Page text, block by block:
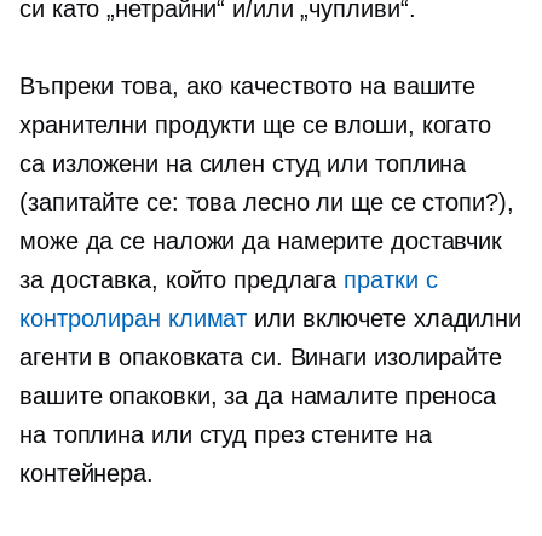
си като „нетрайни“ и/или „чупливи“.
Въпреки това, ако качеството на вашите
хранителни продукти ще се влоши, когато
са изложени на силен студ или топлина
(запитайте се: това лесно ли ще се стопи?),
може да се наложи да намерите доставчик
за доставка, който предлага пратки с
контролиран климат или включете хладилни
агенти в опаковката си. Винаги изолирайте
вашите опаковки, за да намалите преноса
на топлина или студ през стените на
контейнера.